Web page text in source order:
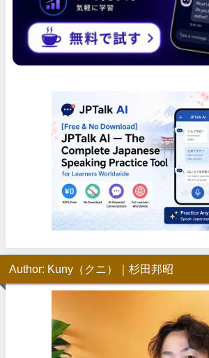
Author: Kuny（クニ）｜杉田邦昭